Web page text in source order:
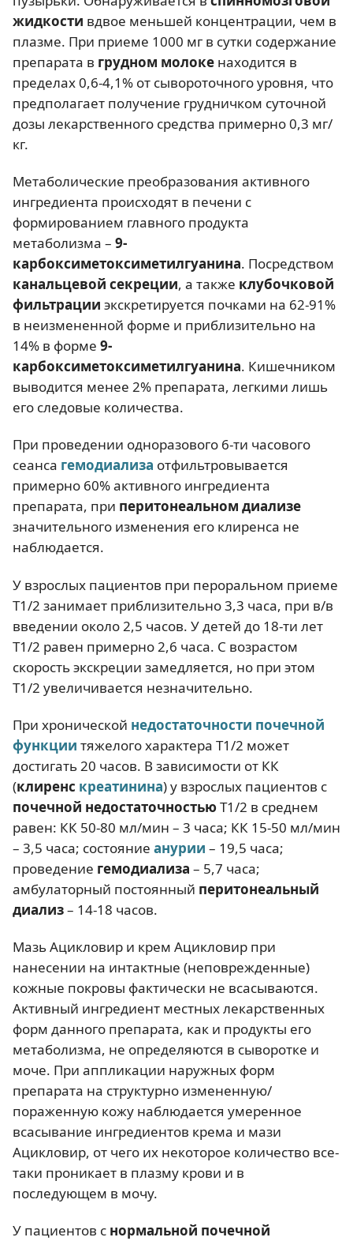
жидкости вдвое меньшей концентрации, чем в
плазме. При приеме 1000 мг в сутки содержание
препарата в грудном молоке находится в
пределах 0,6-4,1% от сывороточного уровня, что
предполагает получение грудничком суточной
дозы лекарственного средства примерно 0,3 мг/
кг.
Метаболические преобразования активного
ингредиента происходят в печени с
формированием главного продукта
метаболизма – 9-
карбоксиметоксиметилгуанина. Посредством
канальцевой секреции, а также клубочковой
фильтрации экскретируется почками на 62-91%
в неизмененной форме и приблизительно на
14% в форме 9-
карбоксиметоксиметилгуанина. Кишечником
выводится менее 2% препарата, легкими лишь
его следовые количества.
При проведении одноразового 6-ти часового
сеанса гемодиализа отфильтровывается
примерно 60% активного ингредиента
препарата, при перитонеальном диализе
значительного изменения его клиренса не
наблюдается.
У взрослых пациентов при пероральном приеме
T1/2 занимает приблизительно 3,3 часа, при в/в
введении около 2,5 часов. У детей до 18-ти лет
T1/2 равен примерно 2,6 часа. С возрастом
скорость экскреции замедляется, но при этом
T1/2 увеличивается незначительно.
При хронической недостаточности почечной
функции тяжелого характера T1/2 может
достигать 20 часов. В зависимости от КК
(клиренс креатинина) у взрослых пациентов с
почечной недостаточностьюT1/2 в среднем
равен: КК 50-80 мл/мин – 3 часа; КК 15-50 мл/мин
– 3,5 часа; состояние анурии – 19,5 часа;
проведение гемодиализа – 5,7 часа;
амбулаторный постоянный перитонеальный
диализ– 14-18 часов.
Мазь Ацикловир и крем Ацикловир при
нанесении на интактные (неповрежденные)
кожные покровы фактически не всасываются.
Активный ингредиент местных лекарственных
форм данного препарата, как и продукты его
метаболизма, не определяются в сыворотке и
моче. При аппликации наружных форм
препарата на структурно измененную/
пораженную кожу наблюдается умеренное
всасывание ингредиентов крема и мази
Ацикловир, от чего их некоторое количество все-
таки проникает в плазму крови и в
последующем в мочу.
У пациентов с нормальной почечной